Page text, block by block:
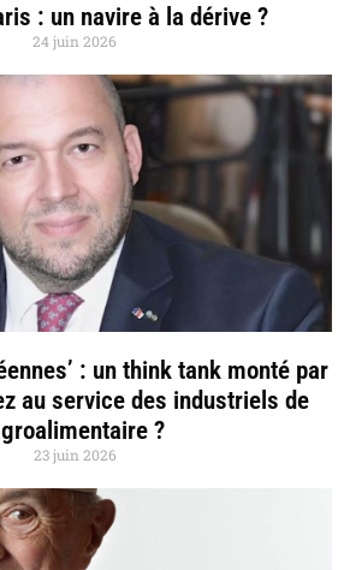
: un navire à la dérive ?
24 juin 2026
: un think tank monté par
au service des industriels de
?
23 juin 2026